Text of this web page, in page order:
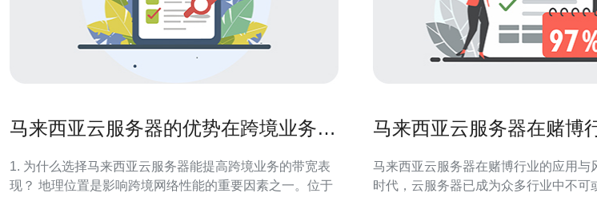
马来西亚云服务器的优势在跨境业务中
1. 为什么选择马来西亚云服务器能提高跨境业务的带宽表
现？ 地理位置是影响跨境网络性能的重要因素之一。位于
马来西亚云服务器在赌博
马来西亚云服务器在赌博行业的应用与风险 在当今
时代，云服务器已成为众多行业中不可